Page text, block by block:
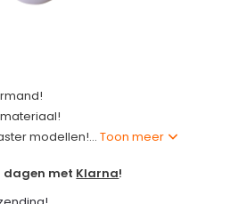
modellen!...Toon meer
dagen met Klarna!